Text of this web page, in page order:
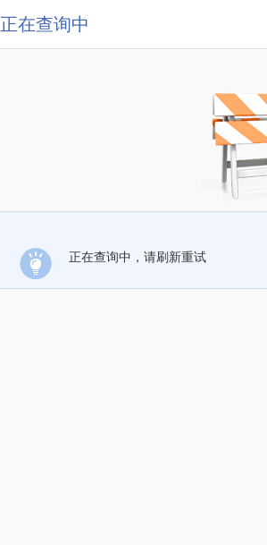
正在查询中
正在查询中，请刷新重试